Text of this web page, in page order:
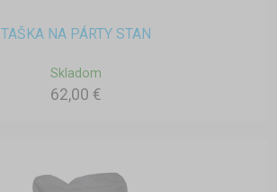
TAŠKA NA PÁRTY STAN
Skladom
62,00 €